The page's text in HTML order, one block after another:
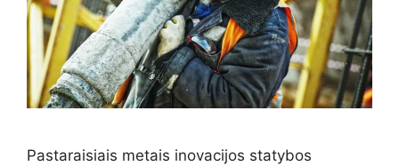
Pastaraisiais metais inovacijos statybos